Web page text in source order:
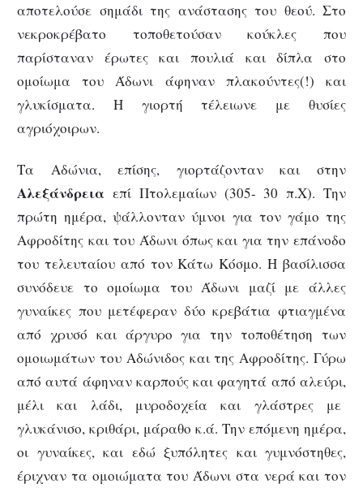
αποτελούσε σημάδι της ανάστασης του θεού. Στο
νεκροκρέβατο τοποθετούσαν κούκλες που
παρίσταναν έρωτες και πουλιά και δίπλα στο
ομοίωμα του Άδωνι άφηναν πλακούντες(!) και
γλυκίσματα. Η γιορτή τέλειωνε με θυσίες
αγριόχοιρων.
Τα Αδώνια, επίσης, γιορτάζονταν και στην
Αλεξάνδρεια επί Πτολεμαίων (305- 30 π.Χ). Την
πρώτη ημέρα, ψάλλονταν ύμνοι για τον γάμο της
Αφροδίτης και του Άδωνι όπως και για την επάνοδο
του τελευταίου από τον Κάτω Κόσμο. Η βασίλισσα
συνόδευε το ομοίωμα του Άδωνι μαζί με άλλες
γυναίκες που μετέφεραν δύο κρεβάτια φτιαγμένα
από χρυσό και άργυρο για την τοποθέτηση των
ομοιωμάτων του Αδώνιδος και της Αφροδίτης. Γύρω
από αυτά άφηναν καρπούς και φαγητά από αλεύρι,
μέλι και λάδι, μυροδοχεία και γλάστρες με
γλυκάνισο, κριθάρι, μάραθο κ.ά. Την επόμενη ημέρα,
οι γυναίκες, και εδώ ξυπόλητες και γυμνόστηθες,
έριχναν τα ομοιώματα του Άδωνι στα νερά και τον